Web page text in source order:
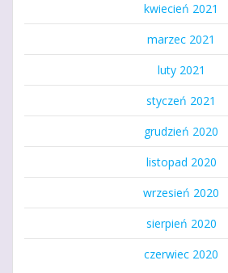
kwiecień 2021
marzec 2021
luty 2021
styczeń 2021
grudzień 2020
listopad 2020
wrzesień 2020
sierpień 2020
czerwiec 2020